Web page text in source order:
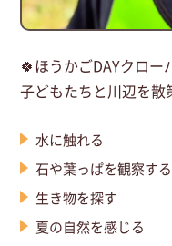
🍀ほうかごDAYクロー
子どもたちと川辺を散
水に触れる
石や葉っぱを観察する
生き物を探す
夏の自然を感じる